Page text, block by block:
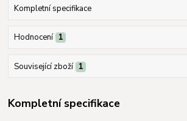
Kompletní specifikace
Hodnocení 1
Související zboží 1
Kompletní specifikace